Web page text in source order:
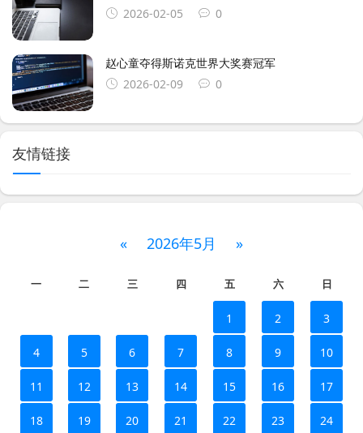
2026-02-05
0
赵心童夺得斯诺克世界大奖赛冠军
2026-02-09
0
友情链接
« 2026年5月 »
一 二 三 四 五 六 日
1 2 3
4 5 6 7 8 9 10
11 12 13 14 15 16 17
18 19 20 21 22 23 24